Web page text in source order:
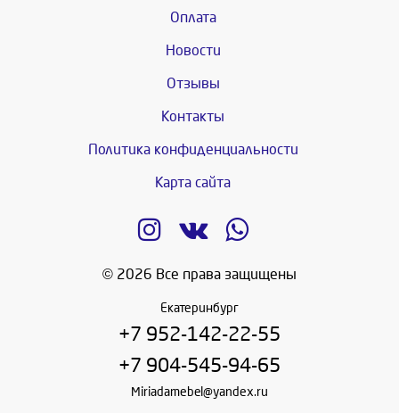
Оплата
Новости
Отзывы
Контакты
Политика конфиденциальности
Карта сайта
© 2026 Все права защищены
Екатеринбург
+7 952-142-22-55
+7 904-545-94-65
Miriadamebel@yandex.ru